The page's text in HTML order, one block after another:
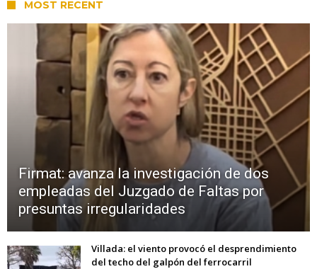
MOST RECENT
Firmat: avanza la investigación de dos
empleadas del Juzgado de Faltas por
presuntas irregularidades
Villada: el viento provocó el desprendimiento
del techo del galpón del ferrocarril